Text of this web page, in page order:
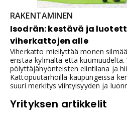
RAKENTAMINEN
Isodrän: kestävä ja
viherkattojen alle
Viherkatto miellyttää monen
eristää kylmältä että
pölyttäjähyönteisten elintilana ja
Kattopuutarhoilla kaupungeissa
suuri merkitys viihtyisyyden ja
toimivat hiilinieluina. Taloyhtiön
elämyksellisiä kokemuksia ja
Yrityksen artikkelit